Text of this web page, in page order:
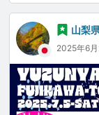
山梨
2025年6月